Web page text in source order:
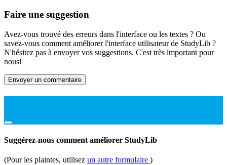
Faire une suggestion
Avez-vous trouvé des erreurs dans l'interface ou les textes ? Ou
savez-vous comment améliorer l'interface utilisateur de StudyLib ?
N'hésitez pas à envoyer vos suggestions. C'est très important pour
nous!
Envoyer un commentaire
Suggérez-nous comment améliorer StudyLib
(Pour les plaintes, utilisez un autre formulaire )